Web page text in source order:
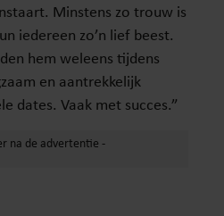
Minstens zo trouw is
iedereen zo’n lief beest.
hem weleens tijdens
en aantrekkelijk
dates. Vaak met succes.”